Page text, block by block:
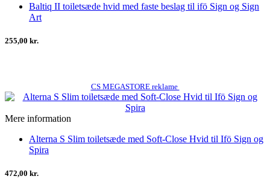
Baltiq II toiletsæde hvid med faste beslag til ifö Sign og Sign
Art
255,00 kr.
CS MEGASTORE reklame
Mere information
Alterna S Slim toiletsæde med Soft-Close Hvid til Ifö Sign og
Spira
472,00 kr.